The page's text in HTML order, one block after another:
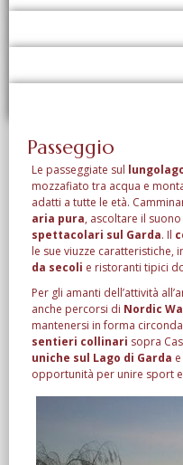
Passeggio
Le passeggiate sul
mozzafiato tra acqua e
adatti a tutte le età.
aria pura, ascoltare il
spettacolari sul Garda. Il
le sue viuzze caratteristiche,
da secoli e ristoranti tipici
Per gli amanti dell’attività
anche percorsi di Nordic
mantenersi in forma
sentieri collinari sopra
uniche sul Lago di Garda
opportunità per unire sport